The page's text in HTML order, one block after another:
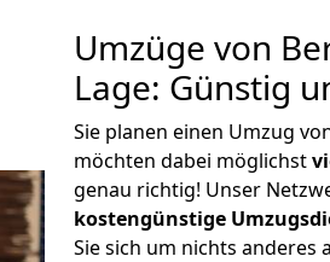
Umzüge von
Lage: Günstig
Sie planen einen Umzug
möchten dabei möglichst
genau richtig! Unser
kostengünstige
Sie sich um nichts anderes